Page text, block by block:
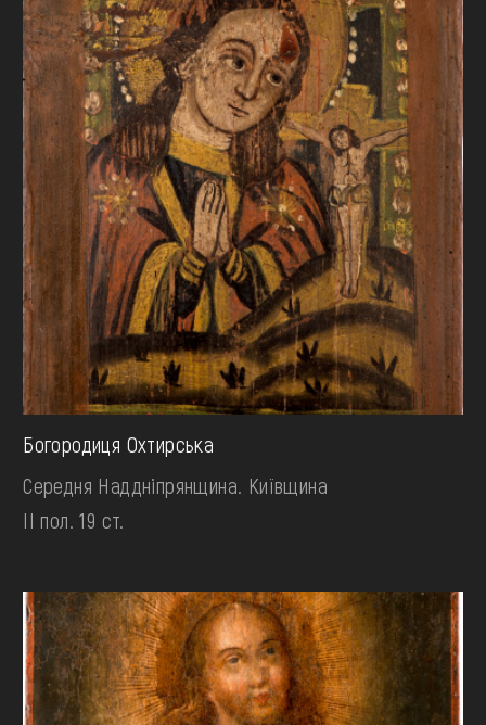
Богородиця Охтирська
Середня Наддніпрянщина. Київщина
II пол. 19 ст.